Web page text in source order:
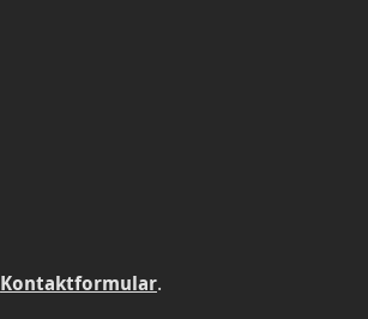
Kontaktformular.